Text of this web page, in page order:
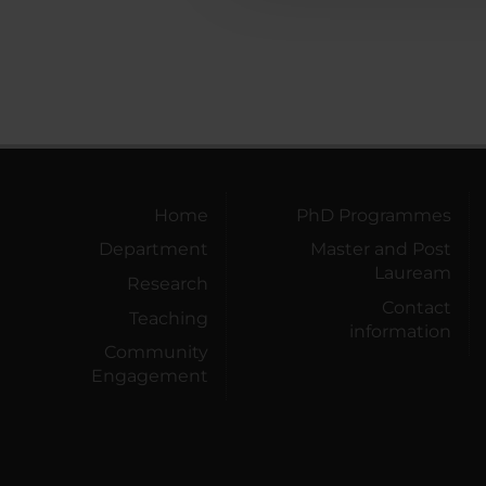
Home
Department
Research
Teaching
Community
Engagement
PhD Programmes
Master and Post
Lauream
Contact
information